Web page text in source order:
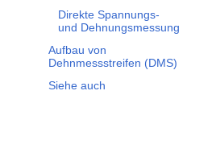
Direkte Spannungs-
und Dehnungsmessung
Aufbau von
Dehnmessstreifen (DMS)
Siehe auch